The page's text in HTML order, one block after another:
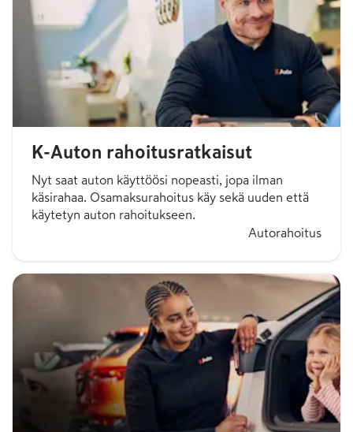
K-Auton rahoitusratkaisut
Nyt saat auton käyttöösi nopeasti, jopa ilman
käsirahaa. Osamaksurahoitus käy sekä uuden että
käytetyn auton rahoitukseen.
Autorahoitus